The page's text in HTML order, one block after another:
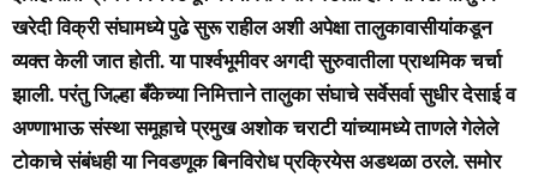
खरेदी विक्री संघामध्ये पुढे सुरू राहील अशी अपेक्षा तालुकावासीयांकडून
व्यक्त केली जात होती. या पार्श्वभूमीवर अगदी सुरुवातीला प्राथमिक चर्चा
झाली. परंतु जिल्हा बँकेच्या निमित्ताने तालुका संघाचे सर्वेसर्वा सुधीर देसाई व
अण्णाभाऊ संस्था समूहाचे प्रमुख अशोक चराटी यांच्यामध्ये ताणले गेलेले
टोकाचे संबंधही या निवडणूक बिनविरोध प्रक्रियेस अडथळा ठरले. समोर